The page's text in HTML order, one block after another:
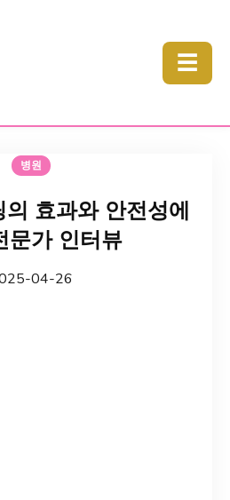
☰
병원
효과와 안전성에
문가 인터뷰
04-26